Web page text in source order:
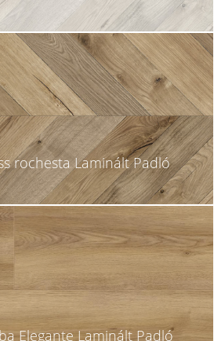
rochesta Laminált Padló
Elegante Laminált Padló